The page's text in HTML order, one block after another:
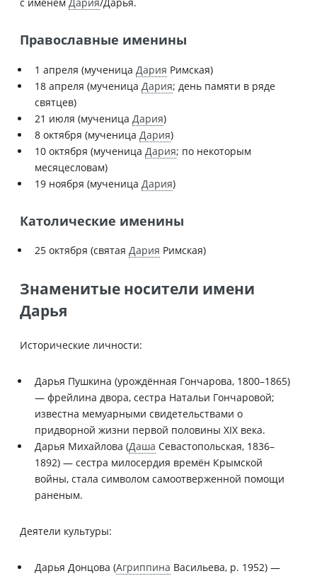
Православные именины
1 апреля (мученица Дария Римская)
18 апреля (мученица Дария; день памяти в ряде
святцев)
21 июля (мученица Дария)
8 октября (мученица Дария)
10 октября (мученица Дария; по некоторым
месяцесловам)
19 ноября (мученица Дария)
Католические именины
25 октября (святая Дария Римская)
Знаменитые носители имени
Дарья
Исторические личности:
Дарья Пушкина (урождённая Гончарова, 1800–1865)
— фрейлина двора, сестра Натальи Гончаровой;
известна мемуарными свидетельствами о
придворной жизни первой половины XIX века.
Дарья Михайлова (Даша Севастопольская, 1836–
1892) — сестра милосердия времён Крымской
войны, стала символом самоотверженной помощи
раненым.
Деятели культуры:
Дарья Донцова (Агриппина Васильева, р. 1952) —